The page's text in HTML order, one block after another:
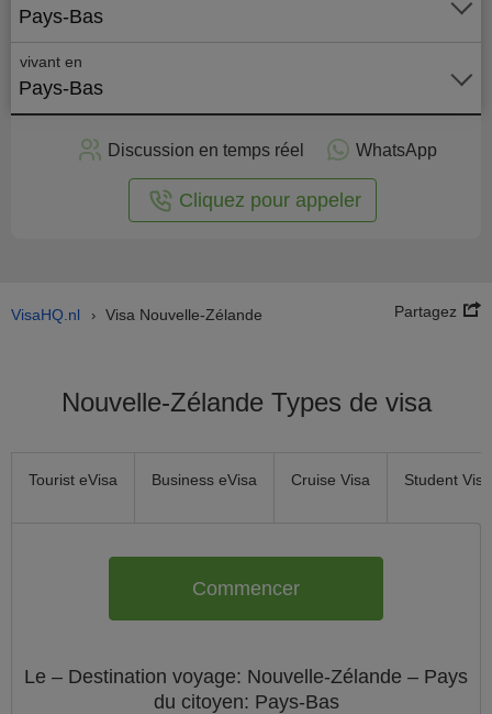
Pays-Bas
vivant en
Pays-Bas
Discussion en temps réel WhatsApp
Cliquez pour appeler
VisaHQ.nl › Visa Nouvelle-Zélande Partagez
Nouvelle-Zélande Types de visa
Tourist eVisa Business eVisa Cruise Visa Student Visa
Commencer
Le – Destination voyage: Nouvelle-Zélande – Pays
du citoyen: Pays-Bas